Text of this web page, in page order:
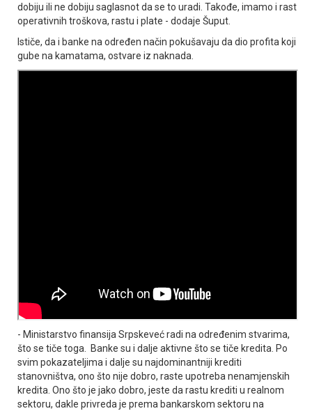
dobiju ili ne dobiju saglasnot da se to uradi. Takođe, imamo i rast
operativnih troškova, rastu i plate - dodaje Šuput.
Ističe, da i banke na određen način pokušavaju da dio profita koji
gube na kamatama, ostvare iz naknada.
- Ministarstvo finansija Srpskeveć radi na određenim stvarima,
što se tiče toga. Banke su i dalje aktivne što se tiče kredita. Po
svim pokazateljima i dalje su najdominantniji krediti
stanovništva, ono što nije dobro, raste upotreba nenamjenskih
kredita. Ono što je jako dobro, jeste da rastu krediti u realnom
sektoru, dakle privreda je prema bankarskom sektoru na